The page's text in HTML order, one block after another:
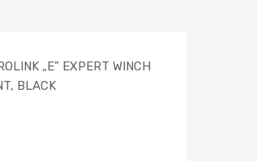
„E” EXPERT WINCH
BLACK